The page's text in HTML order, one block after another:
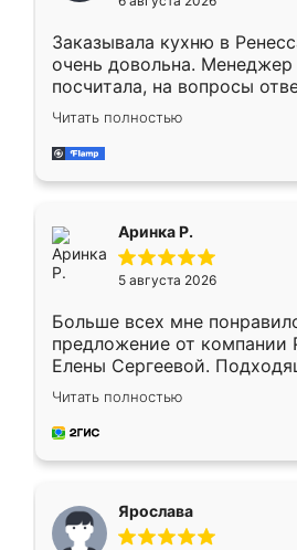
мебели буду заказывать
Заказывала кухню в
очень довольна.
посчитала, на вопросы
Замерщик приехал в
делу со всей
за день, ребята работали
Читать полностью
Аринка Р.
5 августа 2026
Больше всех мне
предложение от компании
Елены Сергеевой.
короткие сроки
для замера сотрудник
предложил по моему
Читать полностью
Ярослава